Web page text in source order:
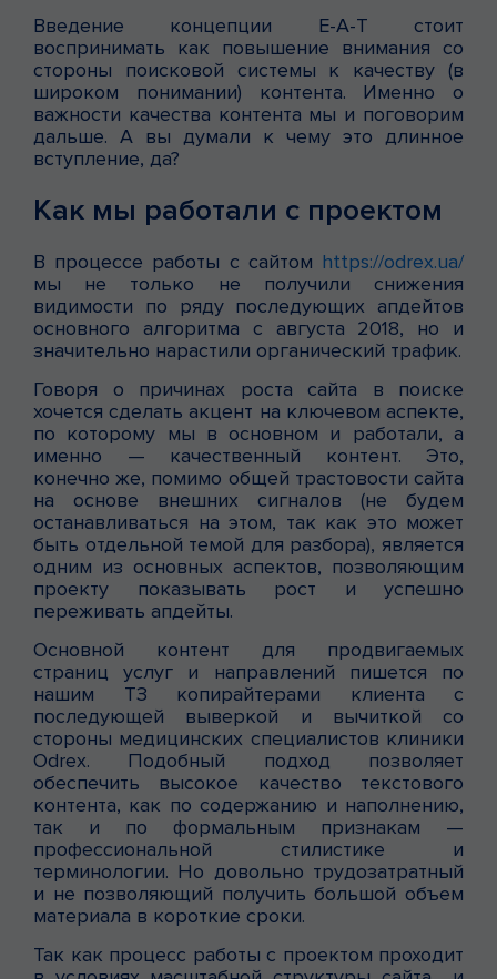
Введение концепции E-A-T стоит
воспринимать как повышение внимания со
стороны поисковой системы к качеству (в
широком понимании) контента. Именно о
важности качества контента мы и поговорим
дальше. А вы думали к чему это длинное
вступление, да?
Как мы работали с проектом
В процессе работы с сайтом https://odrex.ua/
мы не только не получили снижения
видимости по ряду последующих апдейтов
основного алгоритма с августа 2018, но и
значительно нарастили органический трафик.
Говоря о причинах роста сайта в поиске
хочется сделать акцент на ключевом аспекте,
по которому мы в основном и работали, а
именно — качественный контент. Это,
конечно же, помимо общей трастовости сайта
на основе внешних сигналов (не будем
останавливаться на этом, так как это может
быть отдельной темой для разбора), является
одним из основных аспектов, позволяющим
проекту показывать рост и успешно
переживать апдейты.
Основной контент для продвигаемых
страниц услуг и направлений пишется по
нашим ТЗ копирайтерами клиента с
последующей выверкой и вычиткой со
стороны медицинских специалистов клиники
Odrex. Подобный подход позволяет
обеспечить высокое качество текстового
контента, как по содержанию и наполнению,
так и по формальным признакам —
профессиональной стилистике и
терминологии. Но довольно трудозатратный
и не позволяющий получить большой объем
материала в короткие сроки.
Так как процесс работы с проектом проходит